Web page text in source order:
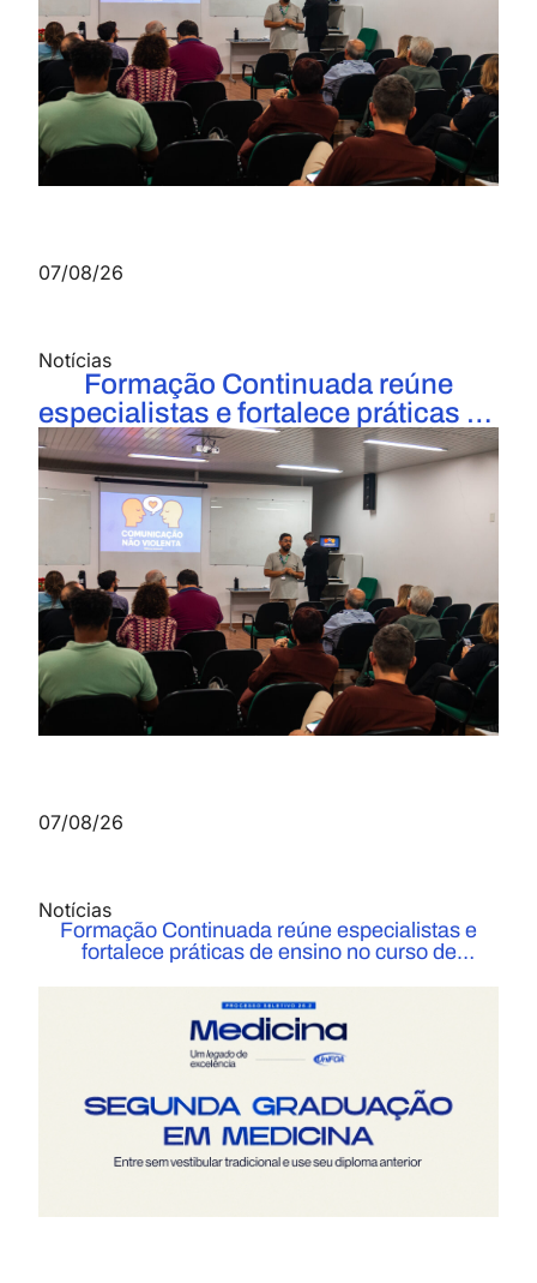
07/08/26
Notícias
Formação Continuada reúne
especialistas e fortalece práticas de
ensino no curso de Medicina do
UniFOA
07/08/26
Notícias
Formação Continuada reúne especialistas e
fortalece práticas de ensino no curso de